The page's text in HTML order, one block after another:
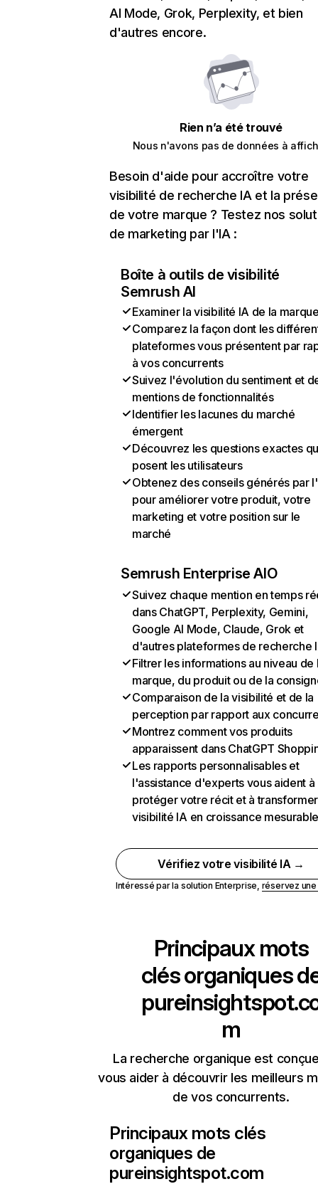
AI Mode, Grok, Perplexity, et bien
d'autres encore.
Rien n’a été trouvé
Nous n'avons pas de données à
Besoin d'aide pour accroître votre
visibilité de recherche IA et la
de votre marque ? Testez nos
de marketing par l'IA :
Boîte à outils de visibilité
Semrush AI
Examiner la visibilité IA de la
Comparez la façon dont les
plateformes vous présentent par
à vos concurrents
Suivez l'évolution du sentiment et
mentions de fonctionnalités
Identifier les lacunes du marché
émergent
Découvrez les questions exactes
posent les utilisateurs
Obtenez des conseils générés par
pour améliorer votre produit, votre
marketing et votre position sur le
marché
Semrush Enterprise AIO
Suivez chaque mention en temps
dans ChatGPT, Perplexity, Gemini,
Google AI Mode, Claude, Grok et
d'autres plateformes de recherche
Filtrer les informations au niveau de
marque, du produit ou de la
Comparaison de la visibilité et de la
perception par rapport aux
Montrez comment vos produits
apparaissent dans ChatGPT
Les rapports personnalisables et
l'assistance d'experts vous aident à
protéger votre récit et à
visibilité IA en croissance
Vérifiez votre visibilité IA →
Intéressé par la solution Enterprise, réservez
Principaux mots
clés organiques
m
La recherche organique est
vous aider à découvrir les meilleurs
de vos concurrents.
Principaux mots clés
organiques de
pureinsightspot.com